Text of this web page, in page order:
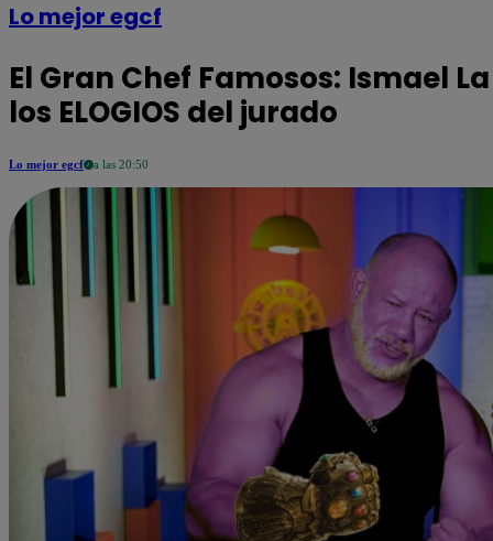
Lo mejor egcf
El Gran Chef Famosos: Ismael
los ELOGIOS del jurado
Lo mejor egcf a las 20:50